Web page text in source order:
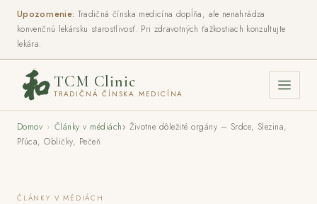
Upozornenie: Tradičná čínska medicína dopĺňa, ale nenahrádza
konvenčnú lekársku starostlivosť. Pri zdravotných ťažkostiach konzultujte
lekára.
TCM Clinic
TRADIČNÁ ČÍNSKA MEDICÍNA
Domov › Články v médiách› Životne dôležité orgány – Srdce, Slezina,
Pľúca, Obličky, Pečeň
ČLÁNKY V MÉDIÁCH